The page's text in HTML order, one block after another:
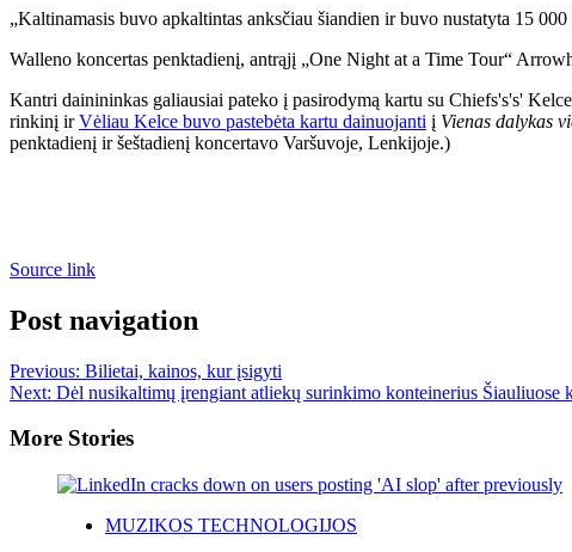
„Kaltinamasis buvo apkaltintas anksčiau šiandien ir buvo nustatyta 15
Walleno koncertas penktadienį, antrąjį „One Night at a Time Tour“
Kantri dainininkas galiausiai pateko į pasirodymą kartu su Chiefs's's'
rinkinį irVėliau Kelce buvo pastebėta kartu dainuojanti į Vienas dalykas
penktadienį ir šeštadienį koncertavo Varšuvoje, Lenkijoje.)
Source link
Post navigation
Previous: Bilietai, kainos, kur įsigyti
Next: Dėl nusikaltimų įrengiant atliekų surinkimo konteinerius Šiauliuose
More Stories
MUZIKOS TECHNOLOGIJOS